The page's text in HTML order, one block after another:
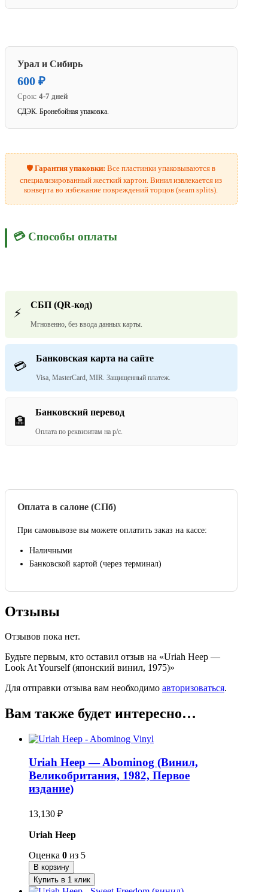
Урал и Сибирь
600 ₽
Срок: 4-7 дней
СДЭК. Бронебойная упаковка.
🛡️Гарантия упаковки: Все пластинки упаковываются в
специализированный жесткий картон. Винил извлекается из
конверта во избежание повреждений торцов (seam splits).
💳 Способы оплаты
⚡
СБП (QR-код)
Мгновенно, без ввода данных карты.
💳
Банковская карта на сайте
Visa, MasterCard, MIR. Защищенный платеж.
🏦
Банковский перевод
Оплата по реквизитам на р/с.
Оплата в салоне (СПб)
При самовывозе вы можете оплатить заказ на кассе:
Наличными
Банковской картой (через терминал)
Отзывы
Отзывов пока нет.
Будьте первым, кто оставил отзыв на «Uriah Heep —
Look At Yourself (японский винил, 1975)»
Для отправки отзыва вам необходимо авторизоваться.
Вам также будет интересно…
Uriah Heep — Abominog (Винил,
Великобритания, 1982, Первое
издание)
13,130 ₽
Uriah Heep
Оценка 0 из 5
В корзину
Купить в 1 клик